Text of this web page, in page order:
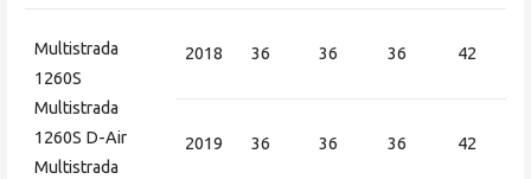
Multistrada
1260S
Multistrada
1260S D-Air
Multistrada
2018 36 36 36 42
2019 36 36 36 42